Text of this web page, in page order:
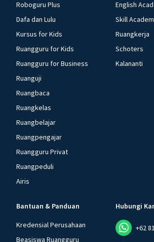
Roboguru Plus
Dafa dan Lulu
Kursus for Kids
Ruangguru for Kids
Ruangguru for Business
Ruanguji
Ruangbaca
Ruangkelas
Ruangbelajar
Ruangpengajar
Ruangguru Privat
Ruangpeduli
Airis
English
Skill
Ruangkerja
Schoters
Kalananti
Bantuan & Panduan
Kredensial Perusahaan
Beasiswa Ruangguru
Hubungi
+62